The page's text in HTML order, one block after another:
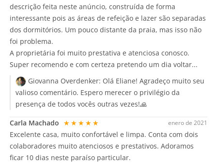
descrição feita neste anúncio, construída de forma
interessante pois as áreas de refeição e lazer são separadas
dos dormitórios. Um pouco distante da praia, mas isso não
foi problema.
A proprietária foi muito prestativa e atenciosa conosco.
Super recomendo e com certeza pretendo um dia voltar...
Giovanna Overdenker: Olá Eliane! Agradeço muito seu
valioso comentário. Espero merecer o privilégio da
presença de todos vocês outras vezes!🙏
enero de 2021
Carla Machado ★★★★★
Excelente casa, muito confortável e limpa. Conta com dois
colaboradores muito atenciosos e prestativos. Adoramos
ficar 10 dias neste paraíso particular.